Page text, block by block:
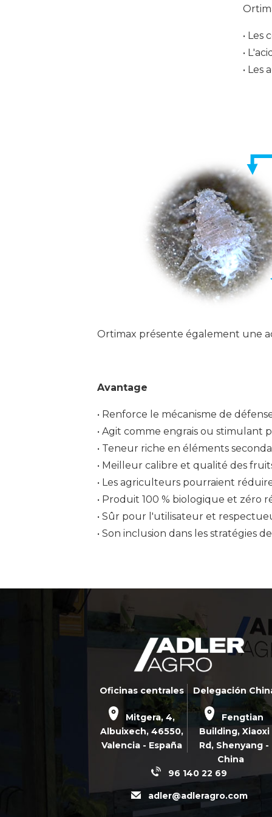
•
•
•
Ortimax présente également une
Avantage
• Renforce le mécanisme de
• Agit comme engrais ou stimulant
• Teneur riche en éléments
• Meilleur calibre et qualité des
• Les agriculteurs pourraient
• Produit 100 % biologique et zéro
• Sûr pour l'utilisateur et
• Son inclusion dans les stratégies
Oficinas centrales
Mitgera, 4,
Albuixech,46550,
Valencia - España
Delegación
Fengtian
Building, Xiaoxi
Rd, Shenyang -
China
96 140 22 69
adler@adleragro.com